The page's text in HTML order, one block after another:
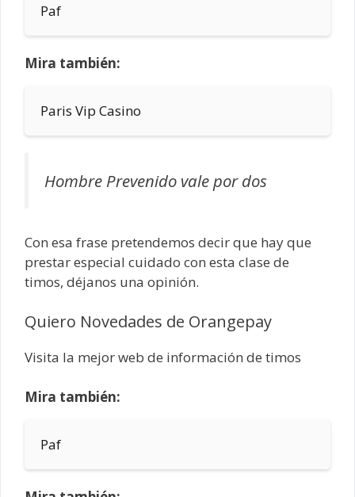
Paf
Mira también:
Paris Vip Casino
Hombre Prevenido vale por dos
Con esa frase pretendemos decir que hay que
prestar especial cuidado con esta clase de
timos, déjanos una opinión.
Quiero Novedades de Orangepay
Visita la mejor web de información de timos
Mira también:
Paf